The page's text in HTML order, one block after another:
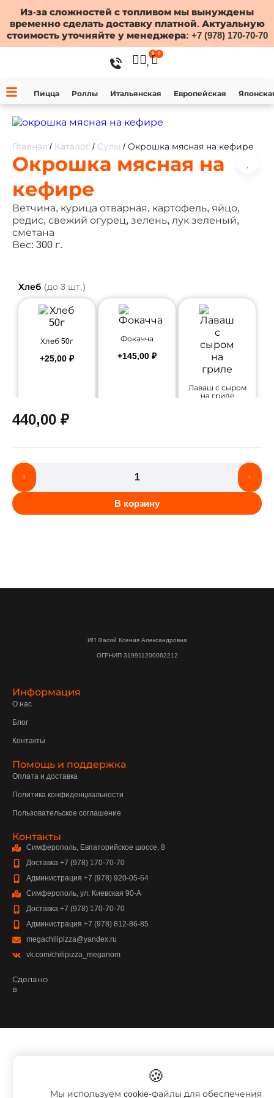
Из-за сложностей с топливом мы вынуждены
временно сделать доставку платной. Актуальную
стоимость уточняйте у менеджера: +7 (978) 170-70-70
0 0
Пицца Роллы Итальянская Европейская
Главная / Каталог / Супы / Окрошка мясная на кефире
Окрошка мясная на
кефире
Ветчина, курица отварная, картофель, яйцо,
редис, свежий огурец, зелень, лук зеленый,
сметана
Вес: 300 г.
Хлеб (до 3 шт.)
Хлеб 50г
+25,00 ₽
Фокачча
+145,00 ₽
Лаваш с сыром
на гриле
440,00 ₽
В корзину
ИП Фасий Ксения Александровна
ОГРНИП 319911200062212
Информация
О нас
Блог
Контакты
Помощь и поддержка
Оплата и доставка
Политика конфиденциальности
Пользовательское соглашение
Контакты
Симферополь, Евпаторийское шоссе, 8
Доставка +7 (978) 170-70-70
Администрация +7 (978) 920-05-64
Симферополь, ул. Киевская 90-А
Доставка +7 (978) 170-70-70
Администрация +7 (978) 812-86-85
megachilipizza@yandex.ru
vk.com/chilipizza_meganom
Сделано
в
🍪
Мы используем cookie-файлы для обеспечения